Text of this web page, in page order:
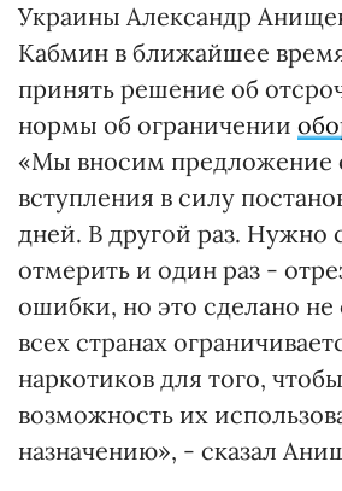
Украины Александр
Кабмин в ближайшее
принять решение об
нормы об ограничении
«Мы вносим предложение
вступления в силу
дней. В другой раз. Нужно
отмерить и один раз -
ошибки, но это сделано не
всех странах
наркотиков для того,
возможность их
назначению», - сказал